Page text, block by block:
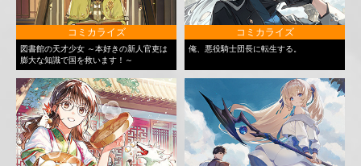
コミカライズ
図書館の天才少女 ～本好きの新人官吏は
膨大な知識で国を救います！～
コミカライズ
俺、悪役騎士団長に転生する。